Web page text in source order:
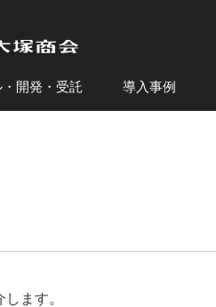
開発・受託 導入事例
ます。